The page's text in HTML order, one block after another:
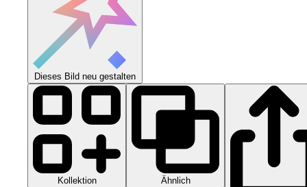
Dieses Bild neu gestalten
Kollektion Ähnlich